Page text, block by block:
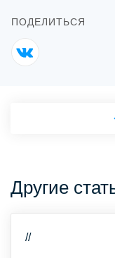
ПОДЕЛИТЬСЯ
Другие
//